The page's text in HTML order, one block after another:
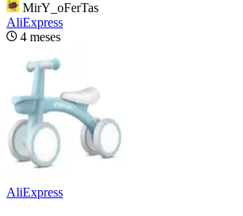
MirY_oFerTas
AliExpress
4 meses
AliExpress